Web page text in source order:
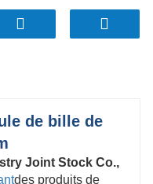
de bille de
Joint Stock Co.,
des produits de